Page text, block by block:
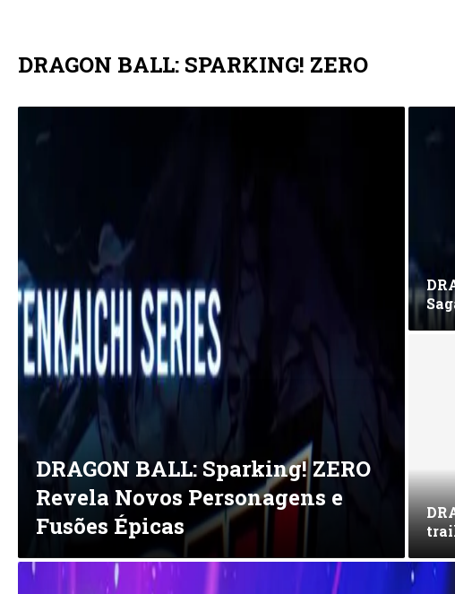
DRAGON BALL: SPARKING! ZERO
DRAGON BALL: Sparking! ZERO
Revela Novos Personagens e
Fusões Épicas